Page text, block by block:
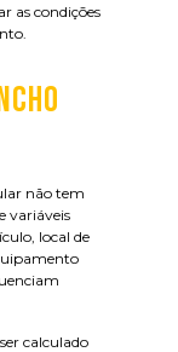
as condições
não tem
variáveis
local de
calculado